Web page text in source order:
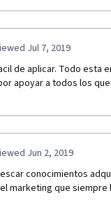
Jul 7, 2019
de aplicar. Todo esta
apoyar a todos los
Jun 2, 2019
conocimientos
marketing que siempre